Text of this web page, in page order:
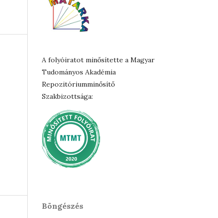
A folyóiratot minősítette a Magyar
Tudományos Akadémia
Repozitóriumminősítő
Szakbizottsága:
Böngészés